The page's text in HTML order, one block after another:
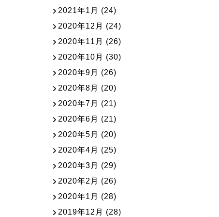
2021年1月 (24)
2020年12月 (24)
2020年11月 (26)
2020年10月 (30)
2020年9月 (26)
2020年8月 (20)
2020年7月 (21)
2020年6月 (21)
2020年5月 (20)
2020年4月 (25)
2020年3月 (29)
2020年2月 (26)
2020年1月 (28)
2019年12月 (28)